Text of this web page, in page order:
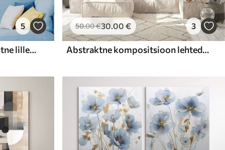
5
Valge ja helesinine abstraktne lillemustri kujundus, millel on tekstuuriga õielehed ja keerlevad jooned
50.00€30.00 € 3
Abstraktne kompositsioon lehtedega